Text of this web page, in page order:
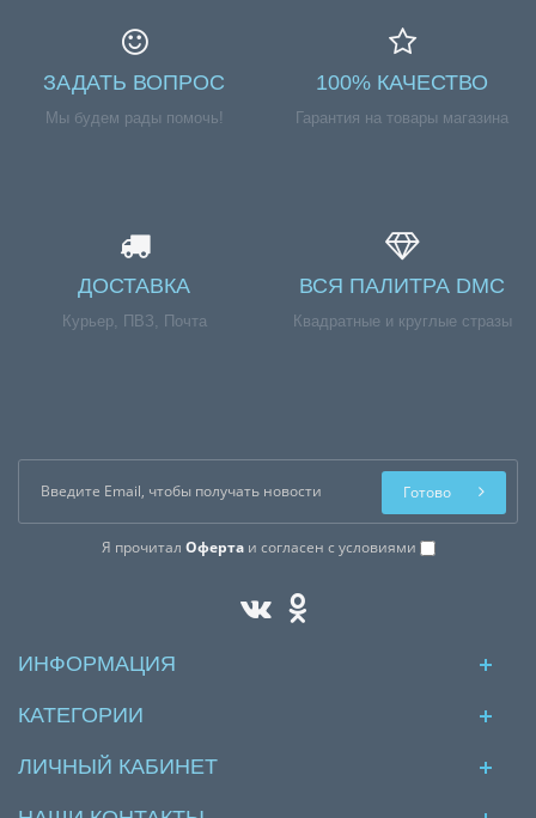
ЗАДАТЬ ВОПРОС
Мы будем рады помочь!
100% КАЧЕСТВО
Гарантия на товары магазина
ДОСТАВКА
Курьер, ПВЗ, Почта
ВСЯ ПАЛИТРА DMC
Квадратные и круглые стразы
Я прочитал Офертаи согласен с условиями
Готово
ИНФОРМАЦИЯ
КАТЕГОРИИ
ЛИЧНЫЙ КАБИНЕТ